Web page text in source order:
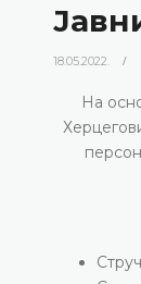
18.05.2022.
На